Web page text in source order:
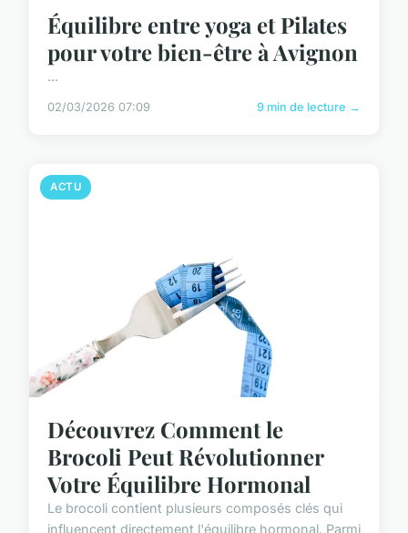
Équilibre entre yoga et Pilates
pour votre bien-être à Avignon
...
02/03/2026 07:09 9 min de lecture →
ACTU
Découvrez Comment le
Brocoli Peut Révolutionner
Votre Équilibre Hormonal
Le brocoli contient plusieurs composés clés qui
influencent directement l'équilibre hormonal. Parmi